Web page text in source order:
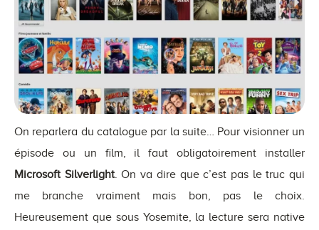
On reparlera du catalogue par la suite… Pour visionner un
épisode ou un film, il faut obligatoirement installer
Microsoft Silverlight. On va dire que c’est pas le truc qui
me branche vraiment mais bon, pas le choix.
Heureusement que sous Yosemite, la lecture sera native